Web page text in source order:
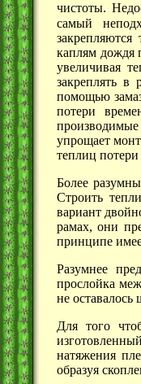
чистоты.
самый
каплям дождя
увеличивая
закреплять в
помощью
потери
упрощает
теплиц
Более
Строить
вариант
рамах, они
принципе
Разумнее
прослойка
не
Для того
натяжения
образуя